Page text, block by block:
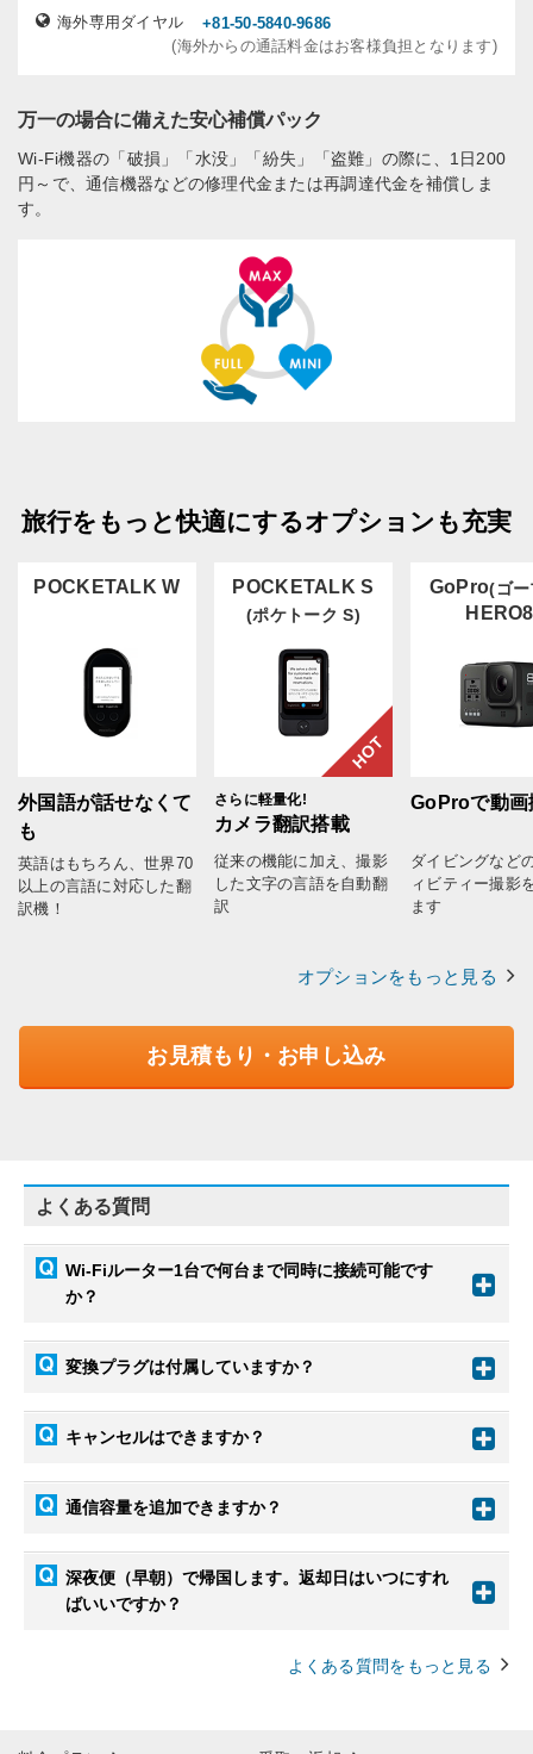
海外専用ダイヤル
+81-50-5840-9686
(海外からの通話料金はお客様負担となります)
万一の場合に備えた安心補償パック
Wi-Fi機器の「破損」「水没」「紛失」「盗難」の際に、1日200
円～で、通信機器などの修理代金または再調達代金を補償しま
す。
旅行をもっと快適にするオプションも充実
POCKETALK W
外国語が話せなくて
も
英語はもちろん、世界70
以上の言語に対応した翻
訳機！
POCKETALK S
(ポケトーク S)
HOT
さらに軽量化!
カメラ翻訳搭載
従来の機能に加え、撮影
した文字の言語を自動翻
訳
GoPro(ゴ
HERO8
GoProで動画
ダイビングなど
ィビティー撮影
ます
オプションをもっと見る
お見積もり・お申し込み
よくある質問
Wi-Fiルーター1台で何台まで同時に接続可能です
か？
変換プラグは付属していますか？
キャンセルはできますか？
通信容量を追加できますか？
深夜便（早朝）で帰国します。返却日はいつにすれ
ばいいですか？
よくある質問をもっと見る